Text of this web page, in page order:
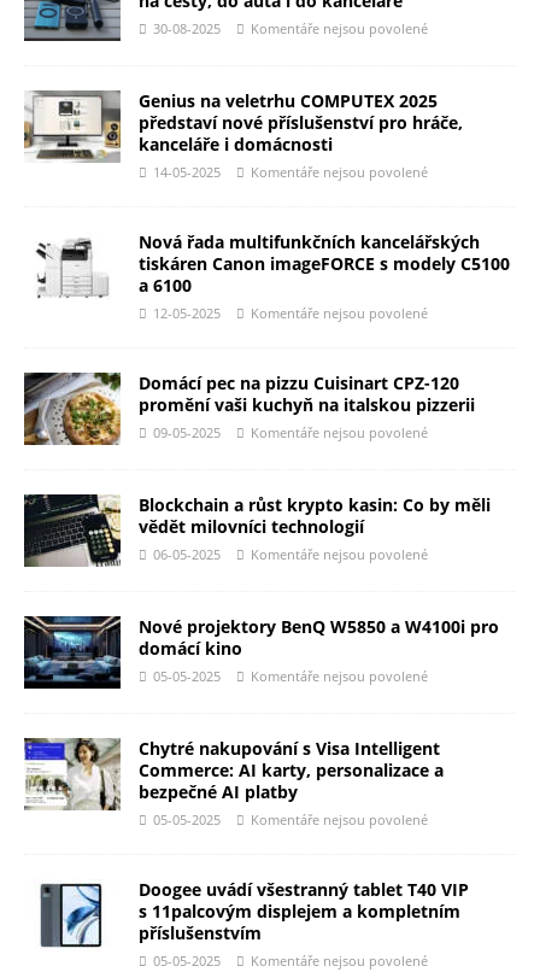
30-08-2025 Komentáře nejsou povolené
Genius na veletrhu COMPUTEX 2025
představí nové příslušenství pro hráče,
kanceláře i domácnosti
14-05-2025 Komentáře nejsou povolené
Nová řada multifunkčních kancelářských
tiskáren Canon imageFORCE s modely C5100
a 6100
12-05-2025 Komentáře nejsou povolené
Domácí pec na pizzu Cuisinart CPZ-120
promění vaši kuchyň na italskou pizzerii
09-05-2025 Komentáře nejsou povolené
Blockchain a růst krypto kasin: Co by měli
vědět milovníci technologií
06-05-2025 Komentáře nejsou povolené
Nové projektory BenQ W5850 a W4100i pro
domácí kino
05-05-2025 Komentáře nejsou povolené
Chytré nakupování s Visa Intelligent
Commerce: AI karty, personalizace a
bezpečné AI platby
05-05-2025 Komentáře nejsou povolené
Doogee uvádí všestranný tablet T40 VIP
s 11palcovým displejem a kompletním
příslušenstvím
05-05-2025 Komentáře nejsou povolené